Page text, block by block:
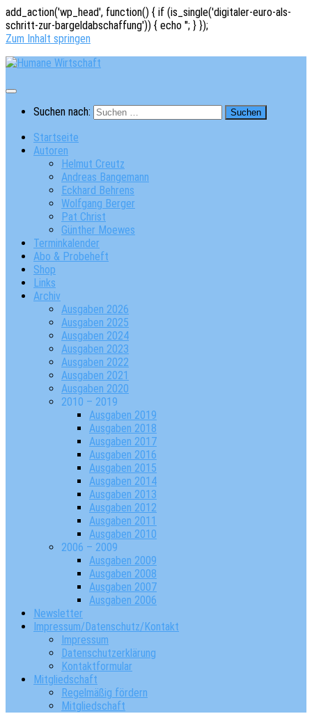
add_action('wp_head', function() { if (is_single('digitaler-euro-als-
schritt-zur-bargeldabschaffung')) { echo ''; } });
Zum Inhalt springen
Suchen nach:
Startseite
Autoren
Helmut Creutz
Andreas Bangemann
Eckhard Behrens
Wolfgang Berger
Pat Christ
Günther Moewes
Terminkalender
Abo & Probeheft
Shop
Links
Archiv
Ausgaben 2026
Ausgaben 2025
Ausgaben 2024
Ausgaben 2023
Ausgaben 2022
Ausgaben 2021
Ausgaben 2020
2010 – 2019
Ausgaben 2019
Ausgaben 2018
Ausgaben 2017
Ausgaben 2016
Ausgaben 2015
Ausgaben 2014
Ausgaben 2013
Ausgaben 2012
Ausgaben 2011
Ausgaben 2010
2006 – 2009
Ausgaben 2009
Ausgaben 2008
Ausgaben 2007
Ausgaben 2006
Newsletter
Impressum/Datenschutz/Kontakt
Impressum
Datenschutzerklärung
Kontaktformular
Mitgliedschaft
Regelmäßig fördern
Mitgliedschaft